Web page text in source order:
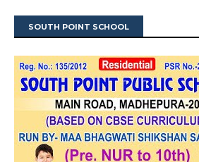
SOUTH POINT SCHOOL